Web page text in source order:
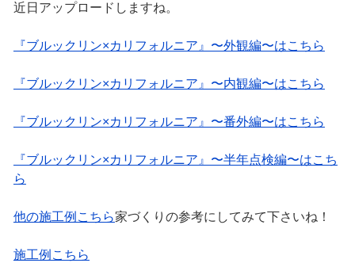
近日アップロードしますね。
『ブルックリン×カリフォルニア』〜外観編〜はこちら
『ブルックリン×カリフォルニア』〜内観編〜はこちら
『ブルックリン×カリフォルニア』〜番外編〜はこちら
『ブルックリン×カリフォルニア』〜半年点検編〜はこち
ら
他の施工例こちら家づくりの参考にしてみて下さいね！
施工例こちら